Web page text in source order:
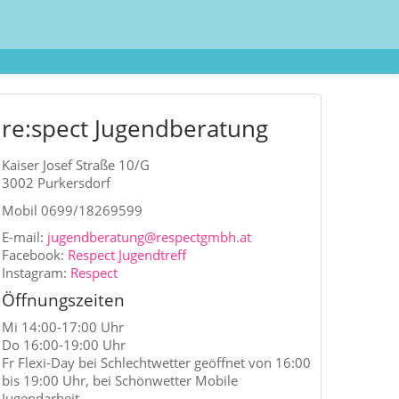
zwischen 14 und 25. Wir unterstützen euch auch
Party, Filmabend oder Konzert.
re:spect Jugendberatung
Kaiser Josef Straße 10/G
3002 Purkersdorf
Mobil 0699/18269599
E-mail: jugendberatung@respectgmbh.at
Facebook: Respect Jugendtreff
Instagram: Respect
Öffnungszeiten
Mi 14:00-17:00 Uhr
Do 16:00-19:00 Uhr
Fr Flexi-Day bei Schlechtwetter geöffnet von 16:00
bis 19:00 Uhr, bei Schönwetter Mobile